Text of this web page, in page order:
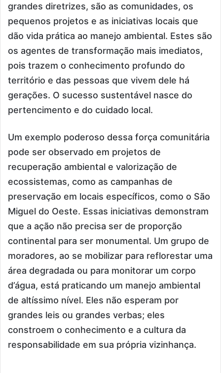
grandes diretrizes, são as comunidades, os
pequenos projetos e as iniciativas locais que
dão vida prática ao manejo ambiental. Estes são
os agentes de transformação mais imediatos,
pois trazem o conhecimento profundo do
território e das pessoas que vivem dele há
gerações. O sucesso sustentável nasce do
pertencimento e do cuidado local.
Um exemplo poderoso dessa força comunitária
pode ser observado em projetos de
recuperação ambiental e valorização de
ecossistemas, como as campanhas de
preservação em locais específicos, como o São
Miguel do Oeste. Essas iniciativas demonstram
que a ação não precisa ser de proporção
continental para ser monumental. Um grupo de
moradores, ao se mobilizar para reflorestar uma
área degradada ou para monitorar um corpo
d’água, está praticando um manejo ambiental
de altíssimo nível. Eles não esperam por
grandes leis ou grandes verbas; eles
constroem o conhecimento e a cultura da
responsabilidade em sua própria vizinhança.